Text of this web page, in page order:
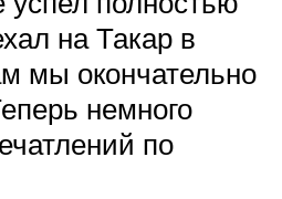
на Такар в
мы окончательно
немного
по